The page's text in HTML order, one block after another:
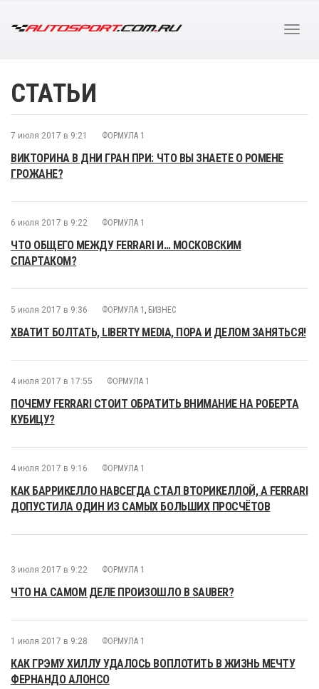
СТАТЬИ
7 июля 2017 в 9:21 ФОРМУЛА 1
ВИКТОРИНА В ДНИ ГРАН ПРИ: ЧТО ВЫ ЗНАЕТЕ О РОМЕНЕ
ГРОЖАНЕ?
6 июля 2017 в 9:22 ФОРМУЛА 1
ЧТО ОБЩЕГО МЕЖДУ FERRARI И… МОСКОВСКИМ
СПАРТАКОМ?
5 июля 2017 в 9:36 ФОРМУЛА 1 , БИЗНЕС
ХВАТИТ БОЛТАТЬ, LIBERTY MEDIA, ПОРА И ДЕЛОМ ЗАНЯТЬСЯ!
4 июля 2017 в 17:55 ФОРМУЛА 1
ПОЧЕМУ FERRARI СТОИТ ОБРАТИТЬ ВНИМАНИЕ НА РОБЕРТА
КУБИЦУ?
4 июля 2017 в 9:16 ФОРМУЛА 1
КАК БАРРИКЕЛЛО НАВСЕГДА СТАЛ ВТОРИКЕЛЛОЙ, А FERRARI
ДОПУСТИЛА ОДИН ИЗ САМЫХ БОЛЬШИХ ПРОСЧЁТОВ
3 июля 2017 в 9:22 ФОРМУЛА 1
ЧТО НА САМОМ ДЕЛЕ ПРОИЗОШЛО В SAUBER?
1 июля 2017 в 9:28 ФОРМУЛА 1
КАК ГРЭМУ ХИЛЛУ УДАЛОСЬ ВОПЛОТИТЬ В ЖИЗНЬ МЕЧТУ
ФЕРНАНДО АЛОНСО